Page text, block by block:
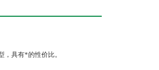
，具有*的性价比。